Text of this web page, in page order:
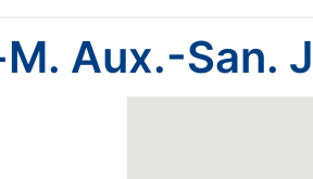
Aux.-San.